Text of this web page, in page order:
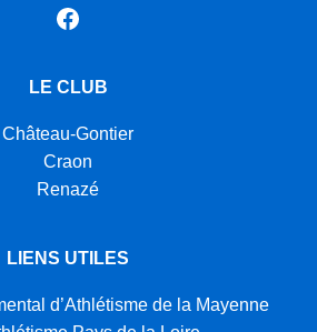
Facebook
LE CLUB
Château-Gontier
Craon
Renazé
LIENS UTILES
d’Athlétisme de la Mayenne